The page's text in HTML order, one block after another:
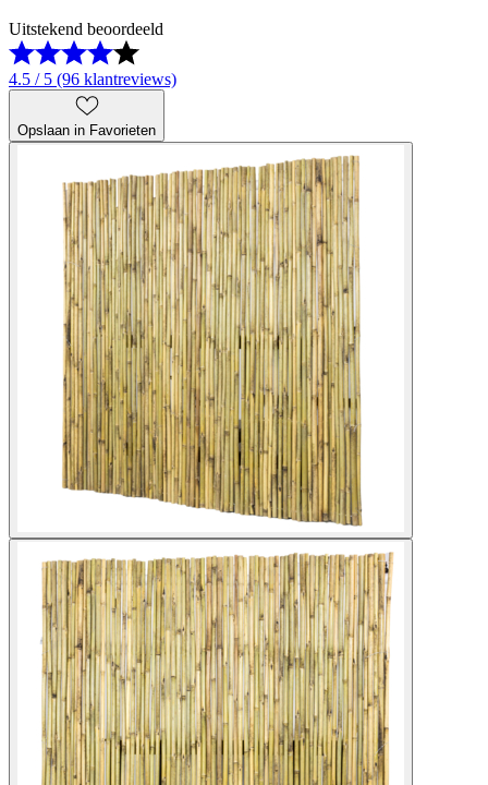
Uitstekend beoordeeld
4.5 / 5 (96 klantreviews)
Opslaan in Favorieten